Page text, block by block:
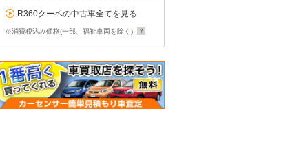
R360クーペの中古車全てを見る
※消費税込み価格(一部、福祉車両を除く)